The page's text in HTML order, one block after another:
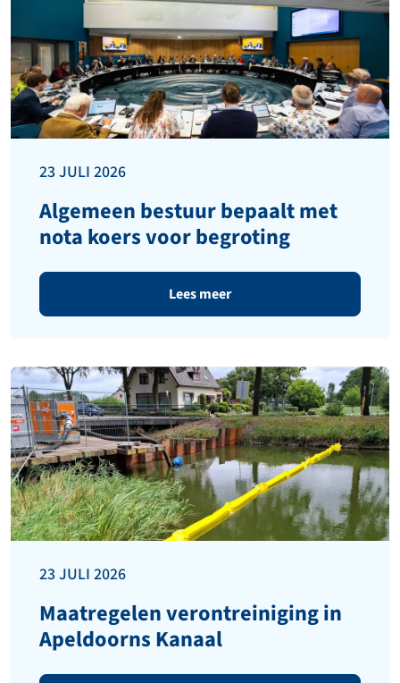
Algemeen bestuur bepaalt met
nota koers voor begroting
23 JULI 2026
Lees meer
Maatregelen verontreiniging in
Apeldoorns Kanaal
23 JULI 2026